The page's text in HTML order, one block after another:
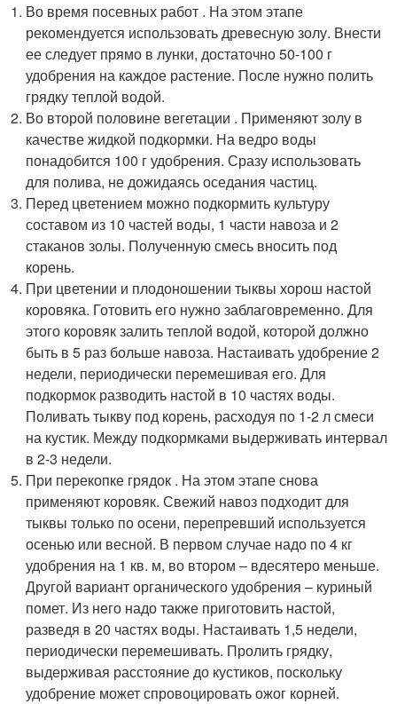
Во время посевных работ . На этом этапе
рекомендуется использовать древесную золу. Внести
ее следует прямо в лунки, достаточно 50-100 г
удобрения на каждое растение. После нужно полить
грядку теплой водой.
Во второй половине вегетации . Применяют золу в
качестве жидкой подкормки. На ведро воды
понадобится 100 г удобрения. Сразу использовать
для полива, не дожидаясь оседания частиц.
Перед цветением можно подкормить культуру
составом из 10 частей воды, 1 части навоза и 2
стаканов золы. Полученную смесь вносить под
корень.
При цветении и плодоношении тыквы хорош настой
коровяка. Готовить его нужно заблаговременно. Для
этого коровяк залить теплой водой, которой должно
быть в 5 раз больше навоза. Настаивать удобрение 2
недели, периодически перемешивая его. Для
подкормок разводить настой в 10 частях воды.
Поливать тыкву под корень, расходуя по 1-2 л смеси
на кустик. Между подкормками выдерживать интервал
в 2-3 недели.
При перекопке грядок . На этом этапе снова
применяют коровяк. Свежий навоз подходит для
тыквы только по осени, перепревший используется
осенью или весной. В первом случае надо по 4 кг
удобрения на 1 кв. м, во втором – вдесятеро меньше.
Другой вариант органического удобрения – куриный
помет. Из него надо также приготовить настой,
разведя в 20 частях воды. Настаивать 1,5 недели,
периодически перемешивать. Пролить грядку,
выдерживая расстояние до кустиков, поскольку
удобрение может спровоцировать ожог корней.